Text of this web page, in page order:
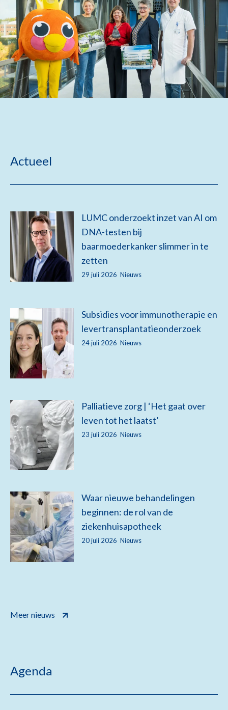
Actueel
Meer nieuws
LUMC onderzoekt inzet van AI om
DNA-testen bij
baarmoederkanker slimmer in te
zetten
29 juli 2026 Nieuws
Subsidies voor immunotherapie en
levertransplantatieonderzoek
24 juli 2026 Nieuws
Palliatieve zorg | ‘Het gaat over
leven tot het laatst’
23 juli 2026 Nieuws
Waar nieuwe behandelingen
beginnen: de rol van de
ziekenhuisapotheek
20 juli 2026 Nieuws
Agenda